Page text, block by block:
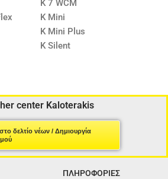
K 7 WCM
K Mini
K Mini Plus
K Silent
center Kaloterakis
δελτίο νέων / Δημιουργία
ΠΛΗΡΟΦΟΡΙΕΣ